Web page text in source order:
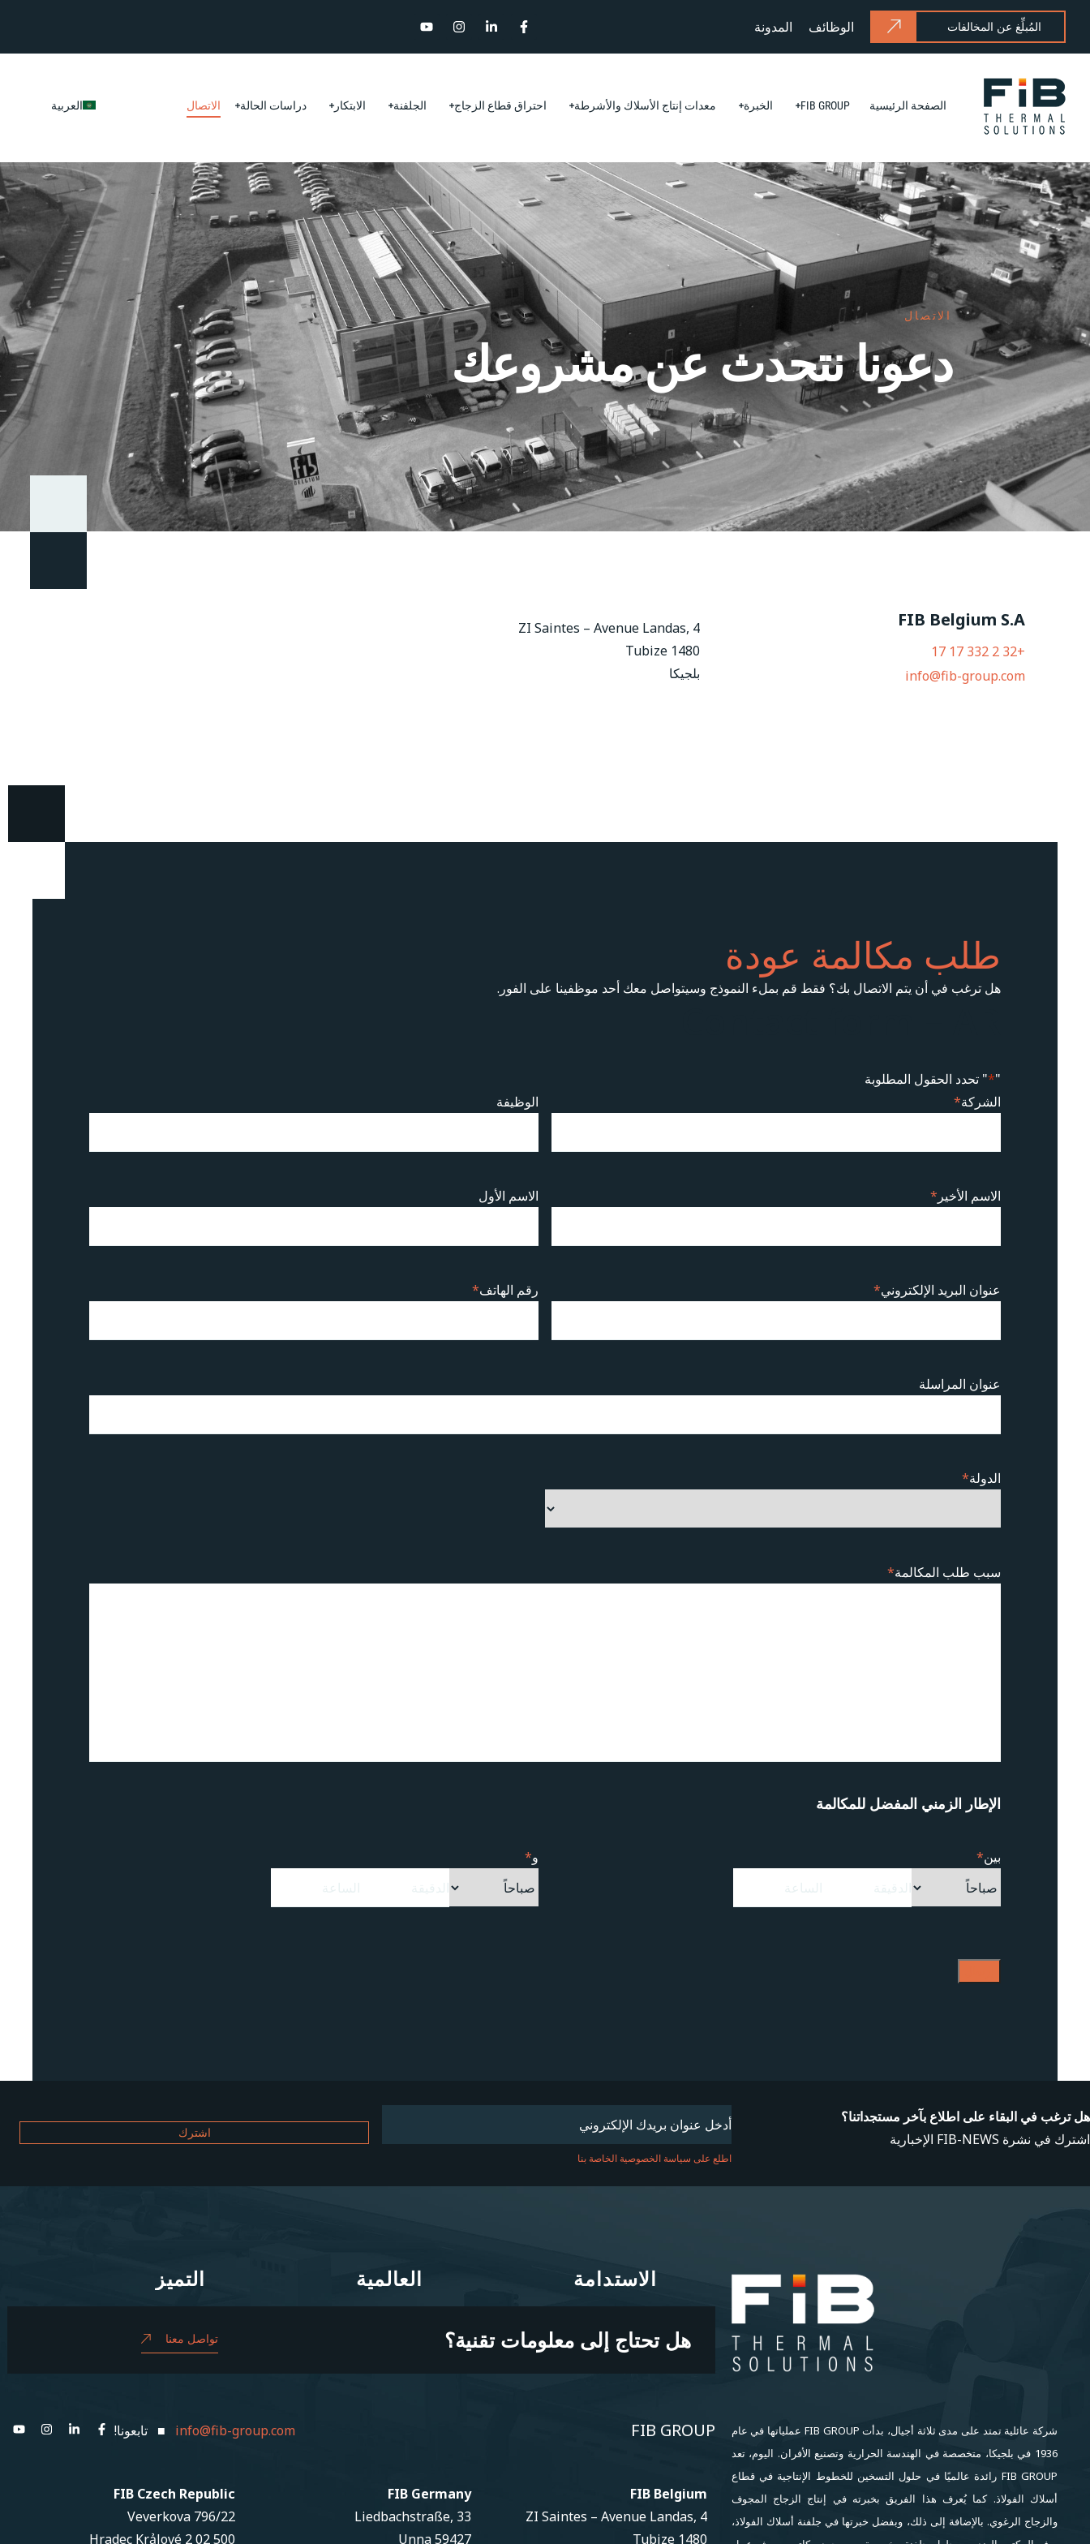
المُبلِّغ عن المخالفات الوظائف المدونة
الصفحة الرئيسية FIB GROUP الخبرة معدات إنتاج الأسلاك والأشرطة احتراق قطاع الزجاج الجلفنة الابتكار دراسات الحالة الاتصال العربية
الاتصال
دعونا نتحدث عن مشروعك
FIB Belgium S.A
+32 2 332 17 17
info@fib-group.com
ZI Saintes – Avenue Landas, 4
1480 Tubize
بلجيكا
طلب مكالمة عودة
هل ترغب في أن يتم الاتصال بك؟ فقط قم بملء النموذج وسيتواصل معك أحد موظفينا على الفور.
"
*" تحدد الحقول المطلوبة
الشركة* الوظيفة
الاسم الأخير * الاسم الأول
عنوان البريد الإلكتروني* رقم الهاتف*
عنوان المراسلة
الدولة*
سبب طلب المكالمة*
الإطار الزمني المفضل للمكالمة
بين* و*
هل ترغب في البقاء على اطلاع بآخر مستجداتنا؟
اشترك في نشرة FIB-NEWS الإخبارية
Email (مطلوب)
اطلع على سياسة الخصوصية الخاصة بنا
شركة عائلية تمتد على مدى ثلاثة أجيال، بدأت FIB GROUP عملياتها في عام
1936 في بلجيكا، متخصصة في الهندسة الحرارية وتصنيع الأفران. اليوم، تعد
FIB GROUP رائدة عالميًا في حلول التسخين للخطوط الإنتاجية في قطاع
أسلاك الفولاذ. كما يُعرف هذا الفريق بخبرته في إنتاج الزجاج المجوف
والزجاج الرغوي. بالإضافة إلى ذلك، وبفضل خبرتها في جلفنة أسلاك الفولاذ،
الاستدامة
الاستدامة العالمية
العالمية التميز
التميز
هل تحتاج إلى معلومات تقنية؟ تواصل معنا
FIB GROUP
info@fib-group.com ■ تابعونا!
FIB Belgium
ZI Saintes – Avenue Landas, 4
1480 Tubize
FIB Germany
Liedbachstraße, 33
59427 Unna
FIB Czech Republic
Veverkova 796/22
500 02 Hradec Krảlové 2